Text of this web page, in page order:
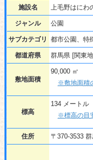
施設名 上毛野はにわ
ジャンル 公園
サブカテゴリ 都市公園、特
都道府県 群馬県 [関東
敷地面積
90,000 ㎡
※敷地面積
標高
134 メートル
※標高の目
住所 〒370-3533